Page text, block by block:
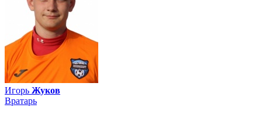
Игорь Жуков
Вратарь